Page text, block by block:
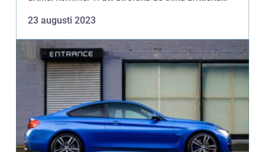
från...
23 augusti 2023